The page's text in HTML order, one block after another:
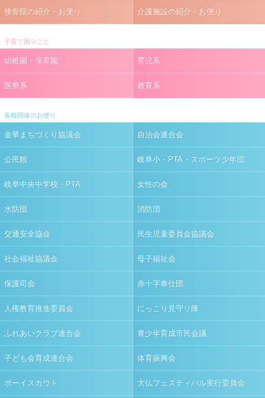
接骨院の紹介・お便り 介護施設の紹介・お便り
子育て困りごと
幼稚園・保育園 育児系
医療系 教育系
各種団体のお便り
金華まちづくり協議会 自治会連合会
公民館 岐阜小・PTA・スポーツ少年団
岐阜中央中学校・PTA 女性の会
水防団 消防団
交通安全協会 民生児童委員会協議会
社会福祉協議会 母子福祉会
保護司会 赤十字奉仕団
人権教育推進委員会 にっこり見守り隊
ふれあいクラブ連合会 青少年育成市民会議
子ども会育成連合会 体育振興会
ボーイスカウト 大仏フェスティバル実行委員会